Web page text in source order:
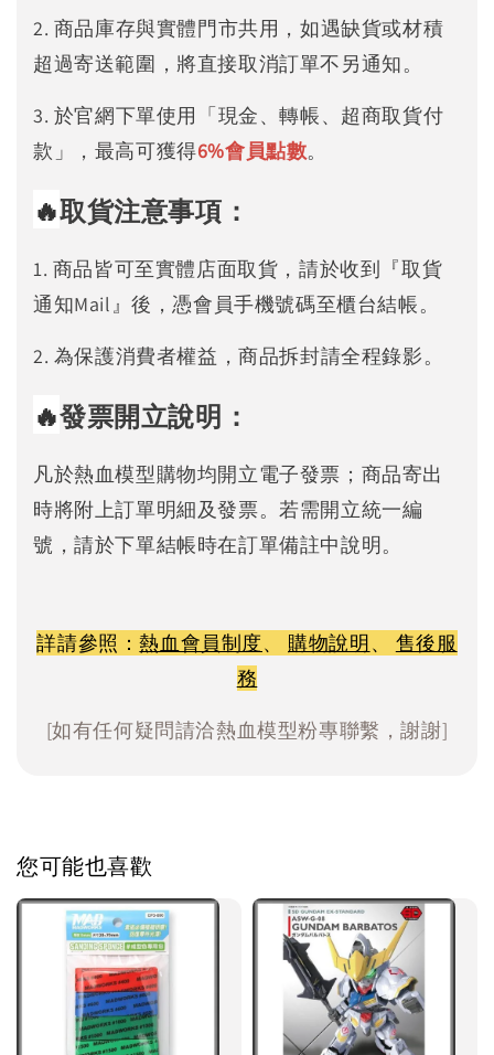
2. 商品庫存與實體門市共用，如遇缺貨或材積
超過寄送範圍，將直接取消訂單不另通知。
3. 於官網下單使用「現金、轉帳、超商取貨付
款」，最高可獲得6%會員點數。
🔥取貨注意事項：
1. 商品皆可至實體店面取貨，請於收到『取貨
通知Mail』後，憑會員手機號碼至櫃台結帳。
2. 為保護消費者權益，商品拆封請全程錄影。
🔥發票開立說明：
凡於熱血模型購物均開立電子發票；商品寄出
時將附上訂單明細及發票。若需開立統一編
號，請於下單結帳時在訂單備註中說明。
詳請參照：熱血會員制度、 購物說明、 售後服
務
[如有任何疑問請洽熱血模型粉專聯繫，謝謝]
您可能也喜歡